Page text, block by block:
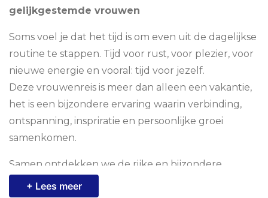
gelijkgestemde vrouwen
Soms voel je dat het tijd is om even uit de dagelijkse
routine te stappen. Tijd voor rust, voor plezier, voor
nieuwe energie en vooral: tijd voor jezelf.
Deze vrouwenreis is meer dan alleen een vakantie,
het is een bijzondere ervaring waarin verbinding,
ontspanning, inspriratie en persoonlijke groei
samenkomen.
Samen ontdekken we de rijke en bijzondere
cultuur van Gambia, de natuur en authentieke